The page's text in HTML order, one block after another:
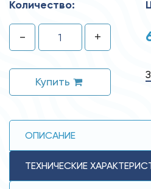
Количество:
- +
Купить
ОПИСАНИЕ
ТЕХНИЧЕСКИЕ